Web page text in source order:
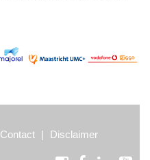
Contact | Disclaimer